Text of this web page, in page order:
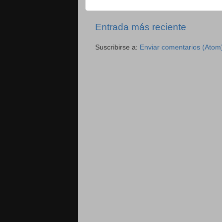
Entrada más reciente
Suscribirse a: Enviar comentarios